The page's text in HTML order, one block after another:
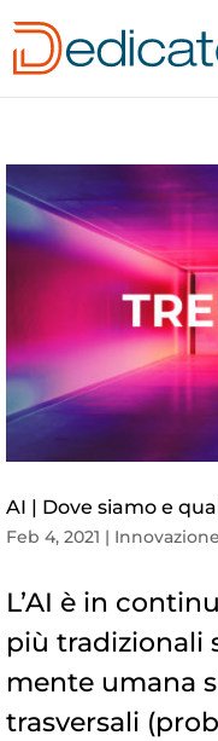
AI | Dove siamo e
Feb 4, 2021 | Innovazione
L’AI è in
più tradizionali
mente umana
trasversali